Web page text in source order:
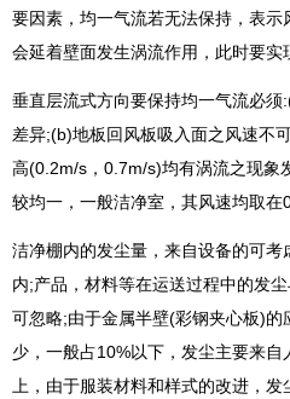
要因素，均一气流若无法保持，表
会延着壁面发生涡流作用，此时要实
垂直层流式方向要保持均一气流必
差异;(b)地板回风板吸入面之风速不
高(0.2m/s，0.7m/s)均有涡流之现象
较均一，一般洁净室，其风速均取在
洁净棚内的发尘量，来自设备的可
内;产品，材料等在运送过程中的发
可忽略;由于金属半壁(彩钢夹心板)的
少，一般占10%以下，发尘主要来
上，由于服装材料和样式的改进，发